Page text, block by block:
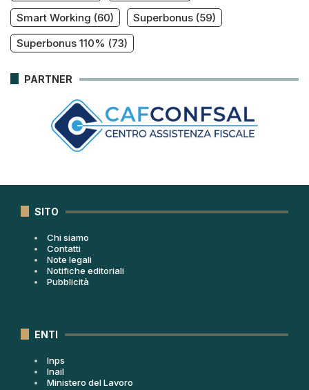
Smart Working (60) Superbonus (59)
Superbonus 110% (73)
PARTNER
SITO
Chi siamo
Contatti
Note legali
Notifiche editoriali
Pubblicità
ENTI
Inps
Inail
Ministero del Lavoro